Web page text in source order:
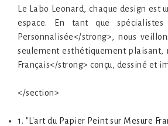
Le Labo Leonard, chaque design
espace. En tant que
Personnalisée</strong>, nous
seulement esthétiquement plaisant,
Français</strong> conçu, dessiné et
</section>
1. "L'art du Papier Peint sur Mesure